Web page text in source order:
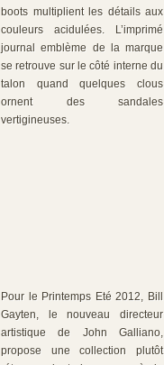
boots multiplient les détails aux
couleurs acidulées. L’imprimé
journal emblème de la marque
se retrouve sur le côté interne du
talon quand quelques clous
ornent des sandales
vertigineuses.
Pour le Printemps Eté 2012, Bill
Gayten, le nouveau directeur
artistique de John Galliano,
propose une collection plutôt